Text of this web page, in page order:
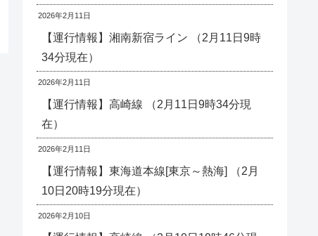
2026年2月11日
【運行情報】湘南新宿ライン （2月11日9時
34分現在）
2026年2月11日
【運行情報】高崎線 （2月11日9時34分現
在）
2026年2月11日
【運行情報】東海道本線[東京～熱海] （2月
10日20時19分現在）
2026年2月10日